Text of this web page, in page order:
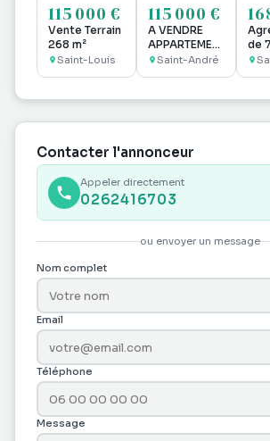
115 000 €
Vente Terrain
268 m²
Saint-Louis
115 000 €
A VENDRE
APPARTEMENT
DUPLEX T3 DE
43M2 SAINT
Saint-André
de
Contacter l'annonceur
Appeler directement
0262416703
ou envoyer un message
Nom complet
Email
Téléphone
Message